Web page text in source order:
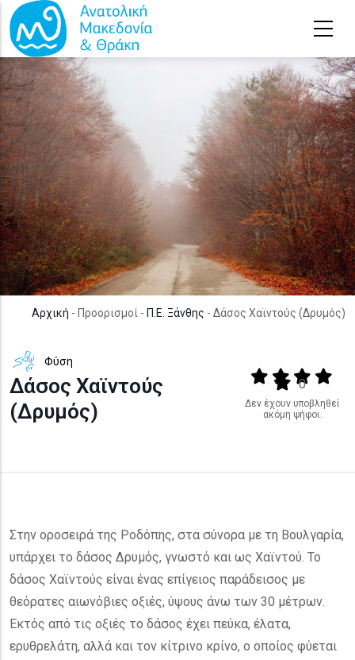
Παράκαμψη προς το κυρίως περιεχόμενο
Αρχική - Προορισμοί - Π.Ε. Ξάνθης - Δάσος Χαϊντούς (Δρυμός)
Φύση
Δάσος Χαϊντούς
(Δρυμός)
Output format
(star)(star)(star)
(star)
0
Δεν έχουν υποβληθεί
ακόμη ψήφοι.
Στην οροσειρά της Ροδόπης, στα σύνορα με τη Βουλγαρία,
υπάρχει το δάσος Δρυμός, γνωστό και ως Χαϊντού. Το
δάσος Χαϊντούς είναι ένας επίγειος παράδεισος με
θεόρατες αιωνόβιες οξιές, ύψους άνω των 30 μέτρων.
Εκτός από τις οξιές το δάσος έχει πεύκα, έλατα,
ερυθρελάτη, αλλά και τον κίτρινο κρίνο, ο οποίος φύεται